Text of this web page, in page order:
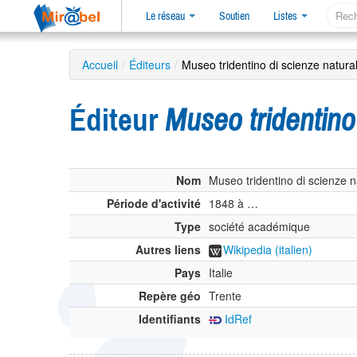
Le réseau Soutien Listes
Accueil / Éditeurs / Museo tridentino di scienze
Éditeur Museo
Nom Museo tridentino di scienze
Période d'activité 1848 à …
Type société académique
Autres liens
Wikipedia (italien)
Pays Italie
Repère géo Trente
Identifiants
IdRef